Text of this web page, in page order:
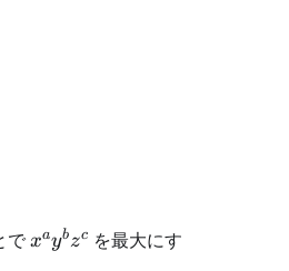
でx^ay^bz^c
xaybzc を最大にす